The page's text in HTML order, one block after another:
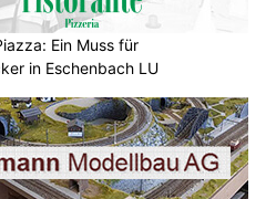
Ein Muss für
in Eschenbach LU